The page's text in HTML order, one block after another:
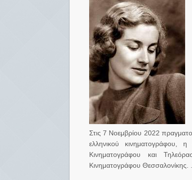
Στις 7 Νοεμβρίου 2022
ελληνικού κινηματογράφου,
Κινηματογράφου και
Κινηματογράφου Θεσσαλονίκης.